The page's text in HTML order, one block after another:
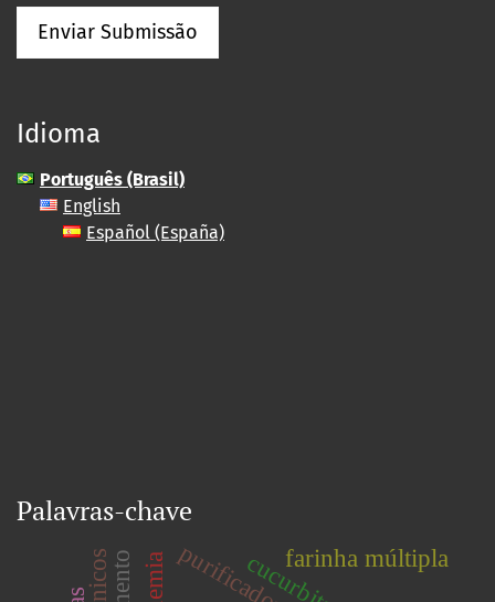
Enviar Submissão
Idioma
Português (Brasil)
English
Español (España)
Palavras-chave
farinha múltipla